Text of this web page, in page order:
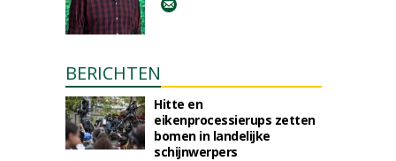
BERICHTEN
Hitte en
eikenprocessierups zetten
bomen in landelijke
schijnwerpers